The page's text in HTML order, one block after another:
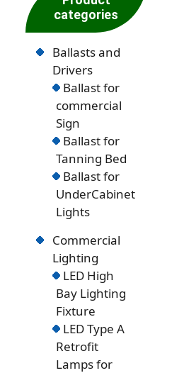
categories
Ballasts and
Drivers
Ballast for
commercial
Sign
Ballast for
Tanning Bed
Ballast for
UnderCabinet
Lights
Commercial
Lighting
LED High
Bay Lighting
Fixture
LED Type A
Retrofit
Lamps for